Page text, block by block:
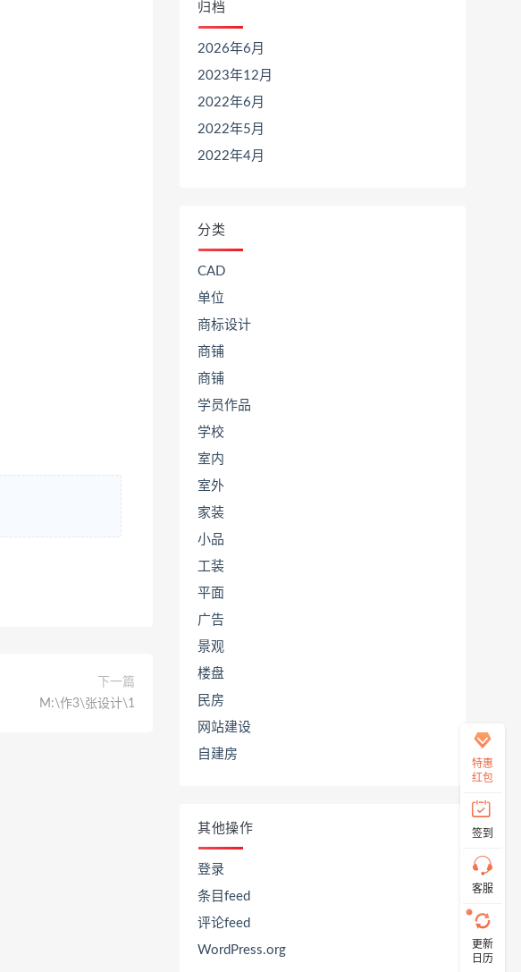
下一篇
M:\作3\张设计\1
归档
2026年6月
2023年12月
2022年6月
2022年5月
2022年4月
分类
CAD
单位
商标设计
商铺
商铺
学员作品
学校
室内
室外
家装
小品
工装
平面
广告
景观
楼盘
民房
网站建设
自建房
其他操作
登录
条目feed
评论feed
WordPress.org
特惠
红包
签到
客服
接
说
出
您
的
求！
切
带
资
源
更新
日历